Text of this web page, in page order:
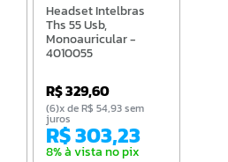
Headset Intelbras
Ths 55 Usb,
Monoauricular -
4010055
R$ 329,60
R$ 303,23
8% à vista no pix
(6)x de R$ 54,93 sem
juros